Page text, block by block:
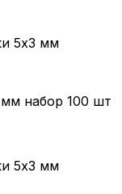
набор 100 шт